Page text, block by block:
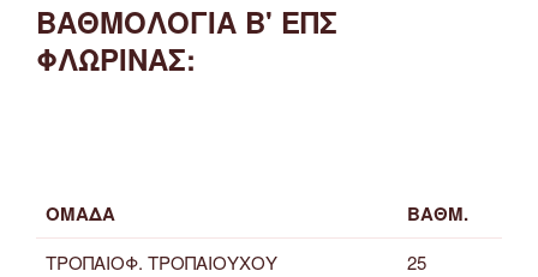
ΒΑΘΜΟΛΟΓΙΑ Β' ΕΠΣ
ΦΛΩΡΙΝΑΣ:
ΟΜΑΔΑ ΒΑΘΜ.
ΤΡΟΠΑΙΟΦ. ΤΡΟΠΑΙΟΥΧΟΥ
25